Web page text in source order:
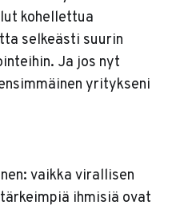
kohellettua
selkeästi suurin
Ja jos nyt
yritykseni
vaikka virallisen
ihmisiä ovat